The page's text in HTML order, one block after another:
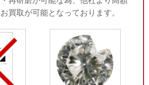
買取が可能となっております。